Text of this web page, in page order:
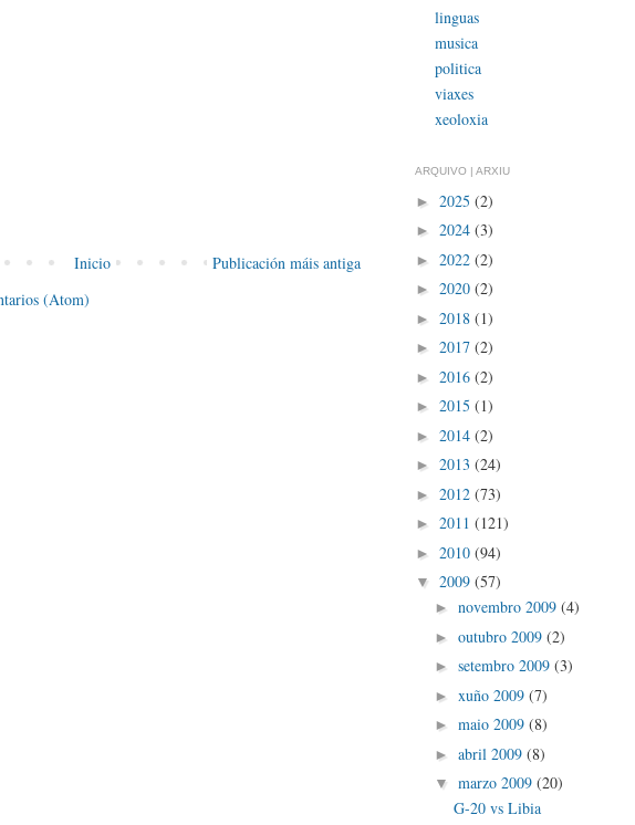
Publicación máis antiga
Inicio
(Atom)
linguas
musica
politica
viaxes
xeoloxia
ARQUIVO | ARXIU
► 2025 (2)
► 2024 (3)
► 2022 (2)
► 2020 (2)
► 2018 (1)
► 2017 (2)
► 2016 (2)
► 2015 (1)
► 2014 (2)
► 2013 (24)
► 2012 (73)
► 2011 (121)
► 2010 (94)
▼ 2009 (57)
► novembro 2009 (4)
► outubro 2009 (2)
► setembro 2009 (3)
► xuño 2009 (7)
► maio 2009 (8)
► abril 2009 (8)
▼ marzo 2009 (20)
G-20 vs Libia